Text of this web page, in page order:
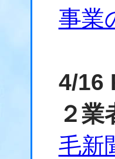
事業
4/16
２
毛新